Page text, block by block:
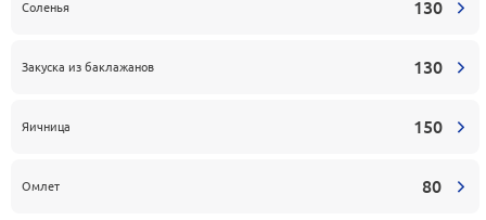
Соленья 130
Закуска из баклажанов 130
Яичница 150
Омлет 80